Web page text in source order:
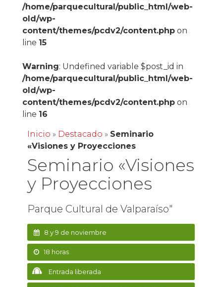
/home/parquecultural/public_html/web-
old/wp-
content/themes/pcdv2/content.phpon
line 15
Warning: Undefined variable $post_id in
/home/parquecultural/public_html/web-
old/wp-
content/themes/pcdv2/content.phpon
line 16
Inicio » Destacado » Seminario
«Visiones y Proyecciones
Seminario «Visiones
y Proyecciones
Parque Cultural de Valparaíso"
8 y 9 de noviembre
18 horas
Entrada liberada